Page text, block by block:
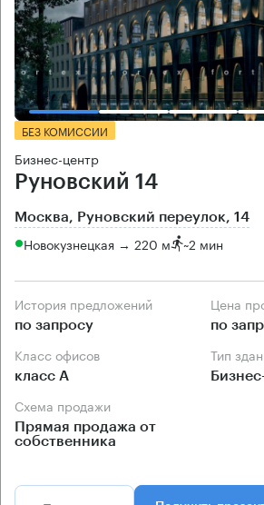
БЕЗ КОМИССИИ
Бизнес-центр
Руновский 14
Москва, Руновский переулок, 14
Новокузнецкая → 220 м ~2 мин
История предложений
по запросу
Цена
по
Класс офисов
класс А
Тип
Схема продажи
Прямая продажа от
собственника